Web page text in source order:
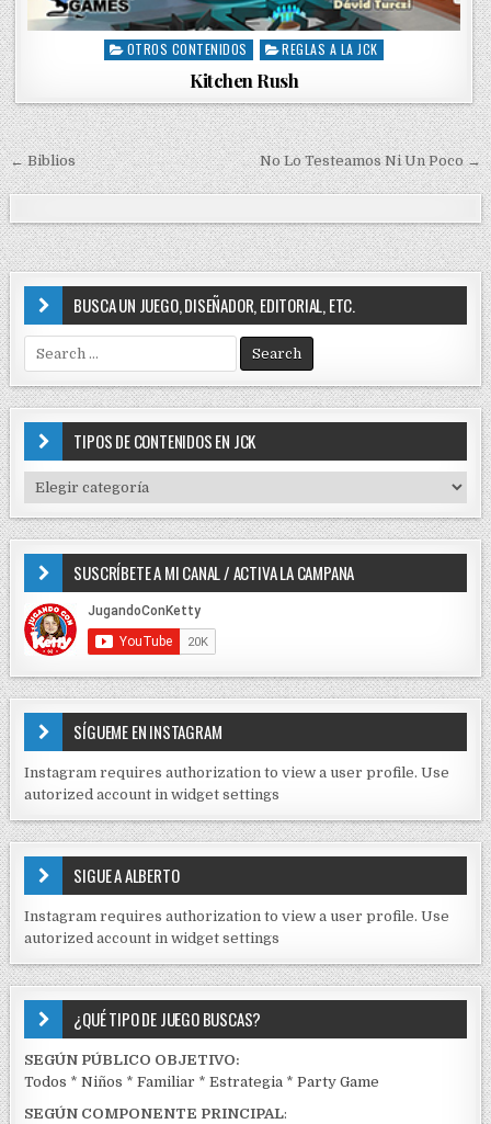
P
t
e
d
i
OTROS CONTENIDOS REGLAS A LA JCK
Kitchen Rush
N
a
v
e
a
c
i
ó
n
e
e
n
r
a
d
← Biblios No Lo Testeamos Ni Un Poco →
BUSCA UN JUEGO, DISEÑADOR, EDITORIAL, ETC.
e
a
r
r
:
TIPOS DE CONTENIDOS EN JCK
I
P
D
E
C
N
T
I
D
S
E
J
C
K
SUSCRÍBETE A MI CANAL / ACTIVA LA CAMPANA
SÍGUEME EN INSTAGRAM
Instagram requires authorization to view a user profile. Use
autorized account in widget settings
SIGUE A ALBERTO
Instagram requires authorization to view a user profile. Use
autorized account in widget settings
¿QUÉ TIPO DE JUEGO BUSCAS?
SEGÚN PÚBLICO OBJETIVO:
Todos *Niños *Familiar *Estrategia *Party Game
SEGÚN COMPONENTE PRINCIPAL: